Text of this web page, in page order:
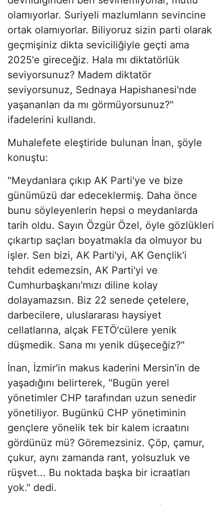
olamıyorlar. Suriyeli mazlumların sevincine
ortak olamıyorlar. Biliyoruz sizin parti olarak
geçmişiniz dikta seviciliğiyle geçti ama
2025'e gireceğiz. Hala mı diktatörlük
seviyorsunuz? Madem diktatör
seviyorsunuz, Sednaya Hapishanesi'nde
yaşananları da mı görmüyorsunuz?"
ifadelerini kullandı.
Muhalefete eleştiride bulunan İnan, şöyle
konuştu:
"Meydanlara çıkıp AK Parti'ye ve bize
günümüzü dar edeceklermiş. Daha önce
bunu söyleyenlerin hepsi o meydanlarda
tarih oldu. Sayın Özgür Özel, öyle gözlükleri
çıkartıp saçları boyatmakla da olmuyor bu
işler. Sen bizi, AK Parti'yi, AK Gençlik'i
tehdit edemezsin, AK Parti'yi ve
Cumhurbaşkanı'mızı diline kolay
dolayamazsın. Biz 22 senede çetelere,
darbecilere, uluslararası haysiyet
cellatlarına, alçak FETÖ'cülere yenik
düşmedik. Sana mı yenik düşeceğiz?"
İnan, İzmir'in makus kaderini Mersin'in de
yaşadığını belirterek, "Bugün yerel
yönetimler CHP tarafından uzun senedir
yönetiliyor. Bugünkü CHP yönetiminin
gençlere yönelik tek bir kalem icraatını
gördünüz mü? Göremezsiniz. Çöp, çamur,
çukur, aynı zamanda rant, yolsuzluk ve
rüşvet... Bu noktada başka bir icraatları
yok." dedi.